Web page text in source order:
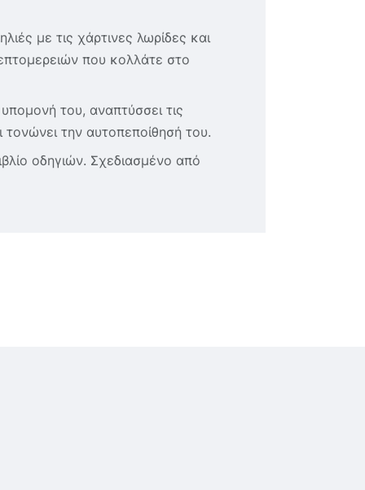
με τις χάρτινες λωρίδες και
που κολλάτε στο
του, αναπτύσσει τις
τονώνει την αυτοπεποίθησή του.
οδηγιών. Σχεδιασμένο από